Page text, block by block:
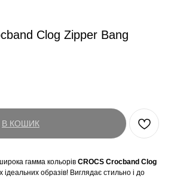
Clog Zipper Bang
В КОШИК
гамма кольорів CROCS Crocband Clog
образів! Виглядає стильно і до